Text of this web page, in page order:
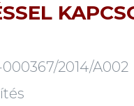
2014/A002